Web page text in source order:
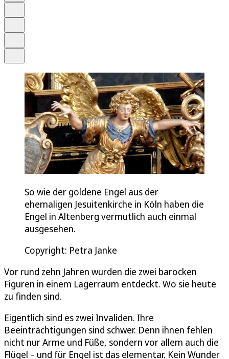
So wie der goldene Engel aus der
ehemaligen Jesuitenkirche in Köln haben die
Engel in Altenberg vermutlich auch einmal
ausgesehen.
Copyright: Petra Janke
Vor rund zehn Jahren wurden die zwei barocken
Figuren in einem Lagerraum entdeckt. Wo sie heute
zu finden sind.
Eigentlich sind es zwei Invaliden. Ihre
Beeinträchtigungen sind schwer. Denn ihnen fehlen
nicht nur Arme und Füße, sondern vor allem auch die
Flügel – und für Engel ist das elementar. Kein Wunder